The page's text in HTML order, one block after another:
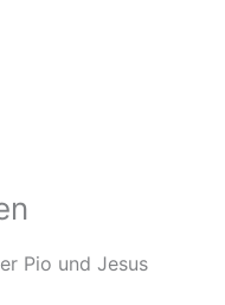
Pio und Jesus